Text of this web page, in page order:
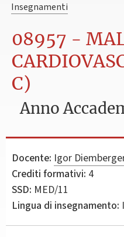
Insegnamenti
08957 -
C)
Anno
Docente: Igor
Crediti formativi: 4
SSD: MED/11
Lingua di insegnamento: